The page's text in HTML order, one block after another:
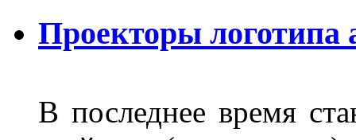
Проекторы логотипа
В последнее время